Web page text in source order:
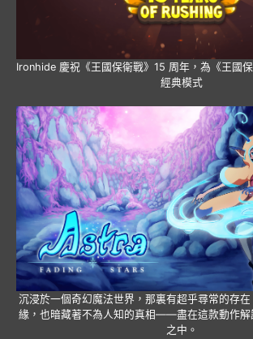
Ironhide 慶祝《王國保衛戰》15 周年，為《王國
經典模式
沉浸於一個奇幻魔法世界，那裏有超乎尋常的存
緣，也暗藏著不為人知的真相——盡在這款動作解
之中。